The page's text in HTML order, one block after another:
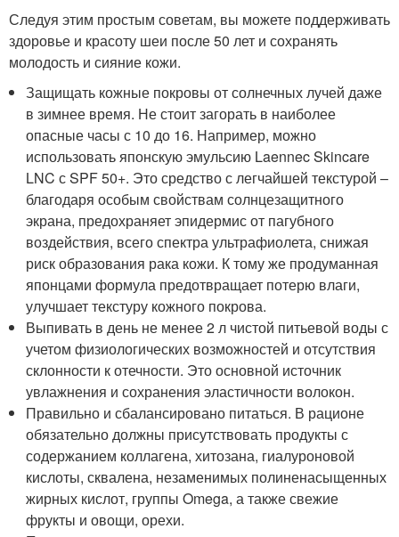
Следуя этим простым советам, вы можете поддерживать
здоровье и красоту шеи после 50 лет и сохранять
молодость и сияние кожи.
Защищать кожные покровы от солнечных лучей даже
в зимнее время. Не стоит загорать в наиболее
опасные часы с 10 до 16. Например, можно
использовать японскую эмульсию Laennec Skincare
LNC с SPF 50+. Это средство с легчайшей текстурой –
благодаря особым свойствам солнцезащитного
экрана, предохраняет эпидермис от пагубного
воздействия, всего спектра ультрафиолета, снижая
риск образования рака кожи. К тому же продуманная
японцами формула предотвращает потерю влаги,
улучшает текстуру кожного покрова.
Выпивать в день не менее 2 л чистой питьевой воды с
учетом физиологических возможностей и отсутствия
склонности к отечности. Это основной источник
увлажнения и сохранения эластичности волокон.
Правильно и сбалансировано питаться. В рационе
обязательно должны присутствовать продукты с
содержанием коллагена, хитозана, гиалуроновой
кислоты, сквалена, незаменимых полиненасыщенных
жирных кислот, группы Omega, а также свежие
фрукты и овощи, орехи.